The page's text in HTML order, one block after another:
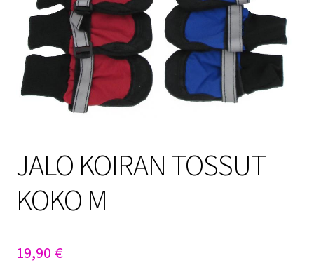
Sulo
Tietosuojaseloste
Toimitusehdot
JALO KOIRAN TOSSUT
KOKO M
19,90 €